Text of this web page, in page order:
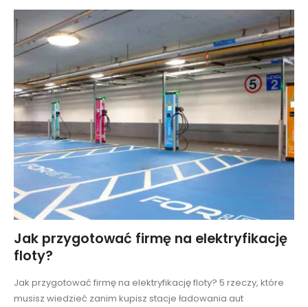
Jak przygotować firmę na elektryfikację
floty?
Jak przygotować firmę na elektryfikację floty? 5 rzeczy, które
musisz wiedzieć zanim kupisz stacje ładowania aut